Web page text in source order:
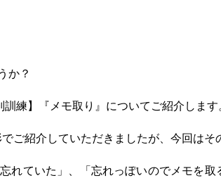
か？
練】『メモ取り』についてご紹介します
ご紹介していただきましたが、今回はそ
れていた」、「忘れっぽいのでメモを